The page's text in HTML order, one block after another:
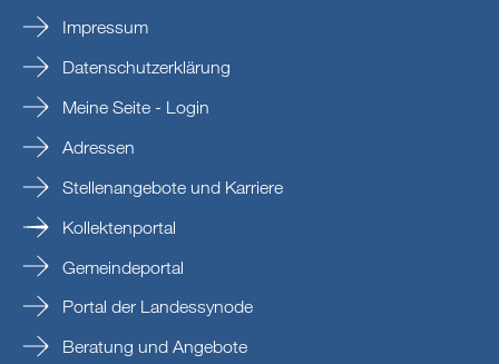
Impressum
Datenschutzerklärung
Meine Seite - Login
Adressen
Stellenangebote und Karriere
Kollektenportal
Gemeindeportal
Portal der Landessynode
Beratung und Angebote